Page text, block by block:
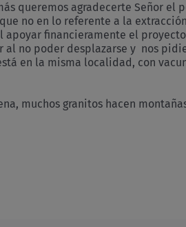
queremos agradecerte Señor
no en lo referente a la
financieramente el
al no poder desplazarse y nos
en la misma localidad, con
muchos granitos hacen